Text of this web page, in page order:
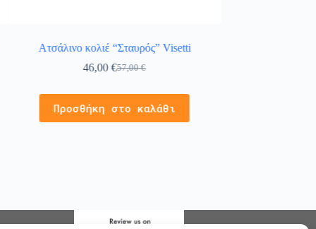
Ατσάλινο κολιέ “Σταυρός” Visetti
57,00€
46,00€
Προσθήκη στο καλάθι